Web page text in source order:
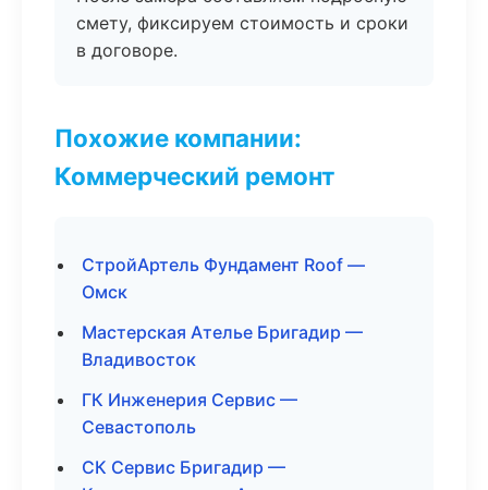
смету, фиксируем стоимость и сроки
в договоре.
Похожие компании:
Коммерческий ремонт
СтройАртель Фундамент Roof —
Омск
Мастерская Ателье Бригадир —
Владивосток
ГК Инженерия Сервис —
Севастополь
СК Сервис Бригадир —